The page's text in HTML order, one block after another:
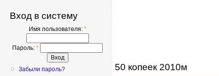
Вход в систему
Имя пользователя: *
Пароль: *
Забыли пароль? 50 копеек 2010м